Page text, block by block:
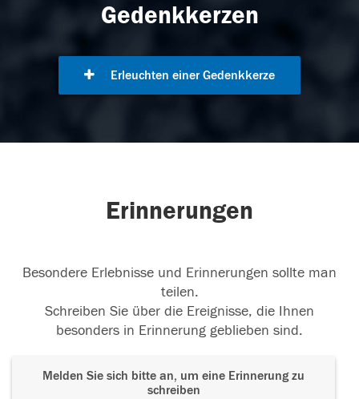
Gedenkkerzen
Erleuchten einer Gedenkkerze
Erinnerungen
Besondere Erlebnisse und Erinnerungen sollte man
teilen.
Schreiben Sie über die Ereignisse, die Ihnen
besonders in Erinnerung geblieben sind.
Melden Sie sich bitte an, um eine Erinnerung zu
schreiben